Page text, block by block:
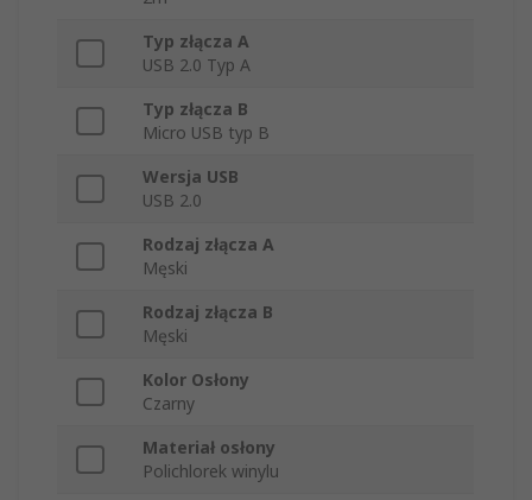
Typ złącza A
USB 2.0 Typ A
Typ złącza B
Micro USB typ B
Wersja USB
USB 2.0
Rodzaj złącza A
Męski
Rodzaj złącza B
Męski
Kolor Osłony
Czarny
Materiał osłony
Polichlorek winylu